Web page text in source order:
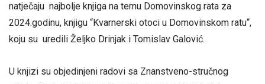
natječaju najbolje knjiga na temu Domovinskog rata za
2024.godinu, knjigu “Kvarnerski otoci u Domovinskom ratu“,
koju su uredili Željko Drinjak i Tomislav Galović.
U knjizi su objedinjeni radovi sa Znanstveno-stručnog